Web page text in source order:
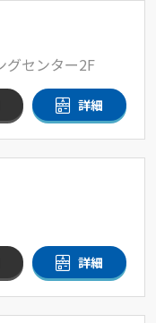
グセンター2F
詳細
詳細